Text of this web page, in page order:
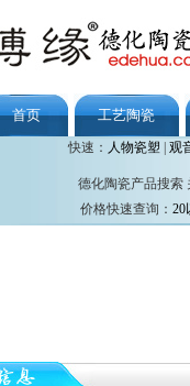
首页 工艺陶瓷
快速： 人物瓷塑 观
德化陶瓷产品搜索
价格快速查询： 20